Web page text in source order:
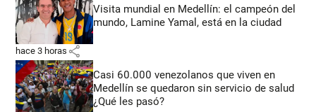
Visita mundial en Medellín: el campeón del
mundo, Lamine Yamal, está en la ciudad
hace 3 horas share
Casi 60.000 venezolanos que viven en
Medellín se quedaron sin servicio de salud
¿Qué les pasó?